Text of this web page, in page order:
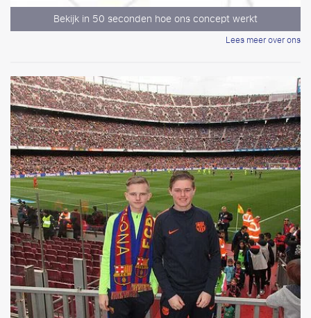
Bekijk in 50 seconden hoe ons concept werkt
Lees meer over ons